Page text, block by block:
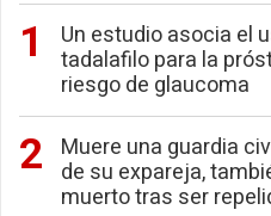
Un estudio asocia el
tadalafilo para la
riesgo de glaucoma
Muere una guardia
de su expareja,
muerto tras ser